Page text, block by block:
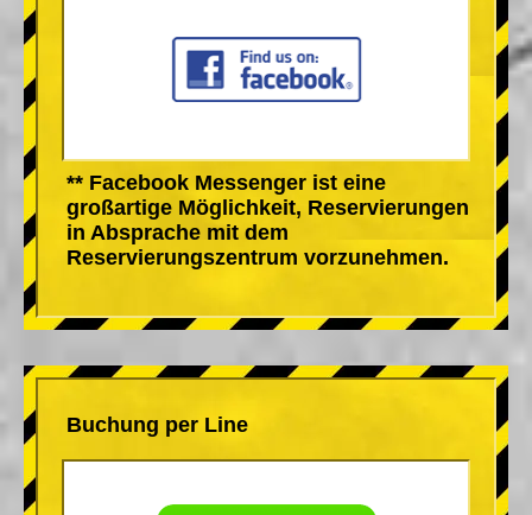
** Facebook Messenger ist eine
großartige Möglichkeit, Reservierungen
in Absprache mit dem
Reservierungszentrum vorzunehmen.
Buchung per Line